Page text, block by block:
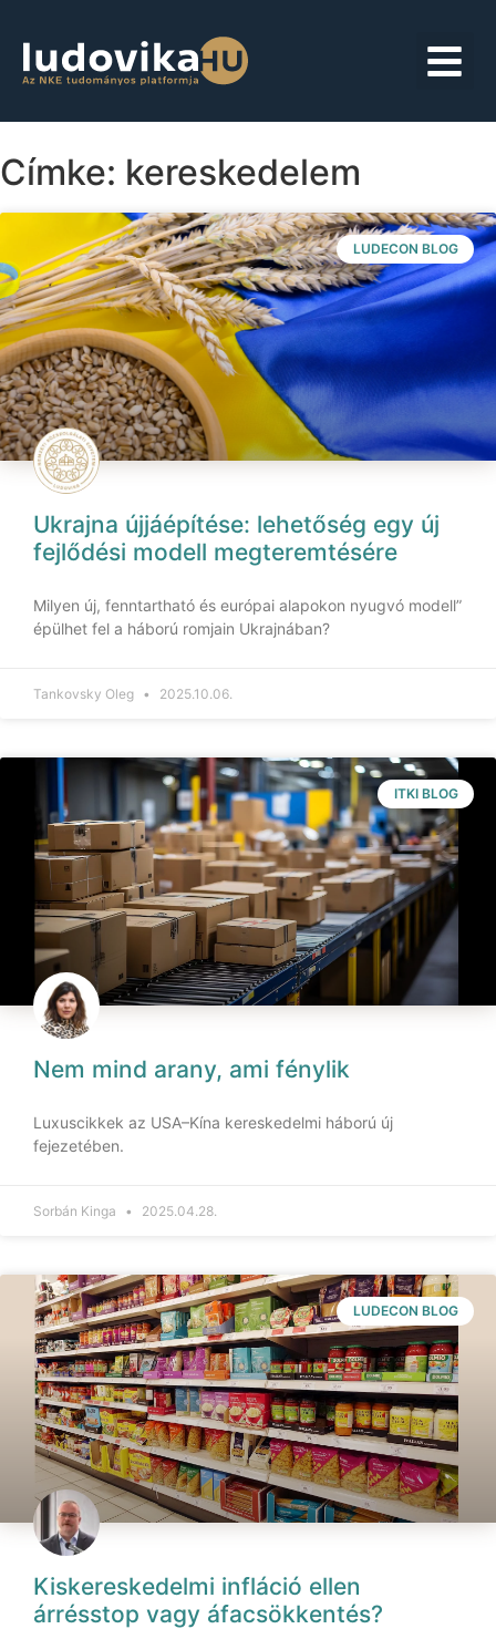
Címke: kereskedelem
LUDECON BLOG
Ukrajna újjáépítése: lehetőség egy új
fejlődési modell megteremtésére
Milyen új, fenntartható és európai alapokon nyugvó modell”
épülhet fel a háború romjain Ukrajnában?
Tankovsky Oleg 2025.10.06.
ITKI BLOG
Nem mind arany, ami fénylik
Luxuscikkek az USA–Kína kereskedelmi háború új
fejezetében.
Sorbán Kinga 2025.04.28.
LUDECON BLOG
Kiskereskedelmi infláció ellen
árrésstop vagy áfacsökkentés?